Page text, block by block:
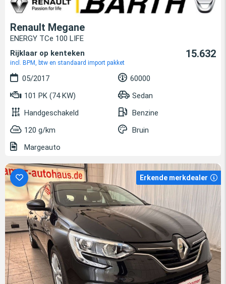
Renault Megane
ENERGY TCe 100 LIFE
Rijklaar op kenteken
incl. BPM, btw en standaard import pakket
15.632
05/2017
60000
101 PK (74 KW)
Sedan
Handgeschakeld
Benzine
120 g/km
Bruin
Margeauto
Erkende merkdealer